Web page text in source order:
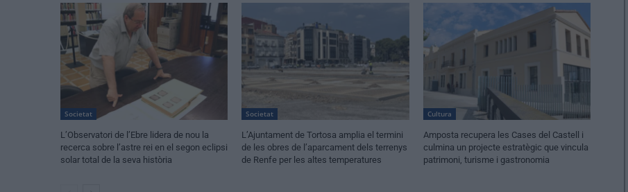
Societat
L’Observatori de l’Ebre lidera de nou la
recerca sobre l’astre rei en el segon eclipsi
solar total de la seva història
Societat
L’Ajuntament de Tortosa amplia el termini
de les obres de l’aparcament dels terrenys
de Renfe per les altes temperatures
Cultura
Amposta recupera les Cases del Castell i
culmina un projecte estratègic que vincula
patrimoni, turisme i gastronomia